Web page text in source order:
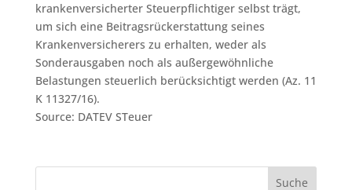
krankenversicherter Steuerpflichtiger selbst trägt,
um sich eine Beitragsrückerstattung seines
Krankenversicherers zu erhalten, weder als
Sonderausgaben noch als außergewöhnliche
Belastungen steuerlich berücksichtigt werden (Az. 11
K 11327/16).
Source: DATEV STeuer